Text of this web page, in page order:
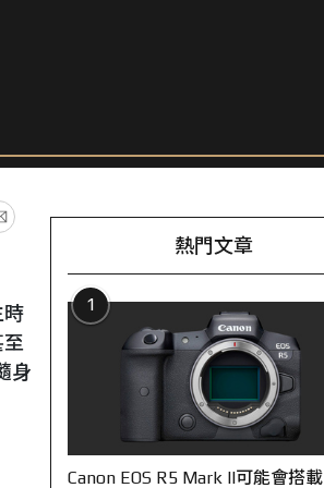
時
身
熱門文章
1
Canon EOS R5 Mark II可能會搭載